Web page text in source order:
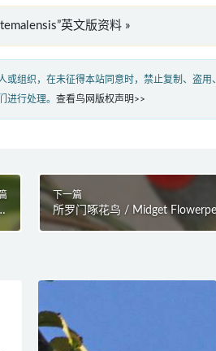
英文版资料 »
组织，在未征得本站同意时，禁止复制、盗
进行处理。 查看鸟网版权声明>>
下一篇
所罗门啄花鸟 / Midget